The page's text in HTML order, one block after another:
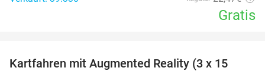
Gratis
Kartfahren mit Augmented Reality (3 x 15